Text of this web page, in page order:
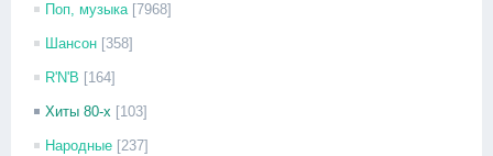
Поп, музыка [7968]
Шансон [358]
R'N'B [164]
Хиты 80-х [103]
Народные [237]